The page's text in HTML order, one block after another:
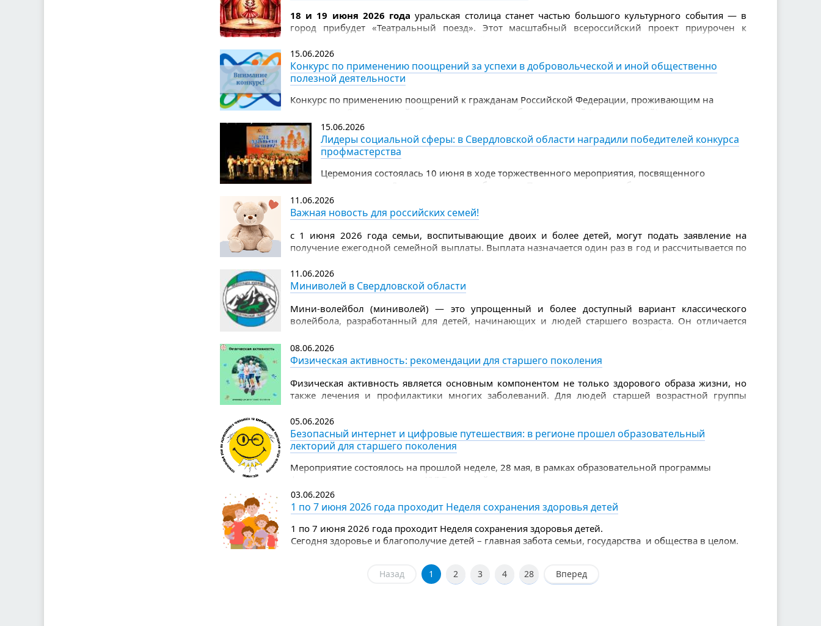
18 и 19 июня 2026 года уральская столица станет частью большого культурного события — в
город прибудет «Театральный поезд». Этот масштабный всероссийский проект приурочен к
прикоснуться к миру театра.
15.06.2026
Конкурс по применению поощрений за успехи в добровольческой и иной общественно
полезной деятельности
Конкурс по применению поощрений к гражданам Российской Федерации, проживающим на
территории Свердловской области, за успехи в добровольческой (волонтерской) и иной
общественно полезной деятельности
15.06.2026
Лидеры социальной сферы: в Свердловской области наградили победителей конкурса
профмастерства
Церемония состоялась 10 июня в ходе торжественного мероприятия, посвященного
празднованию Дня социального работника. Почетные награды победителям вручила
заместитель Губернатора Свердловской области — Министр здравоохранения Свердловской
области Татьяна Савинова.
11.06.2026
Важная новость для российских семей!
с 1 июня 2026 года семьи, воспитывающие двоих и более детей, могут подать заявление на
получение ежегодной семейной выплаты. Выплата назначается один раз в год и рассчитывается по
11.06.2026
Миниволей в Свердловской области
Мини-волейбол (миниволей) — это упрощенный и более доступный вариант классического
волейбола, разработанный для детей, начинающих и людей старшего возраста. Он отличается
снижает нагрузку на суставы и позволяет избежать травм.
08.06.2026
Физическая активность: рекомендации для старшего поколения
Физическая активность является основным компонентом не только здорового образа жизни, но
также лечения и профилактики многих заболеваний. Для людей старшей возрастной группы
05.06.2026
Безопасный интернет и цифровые путешествия: в регионе прошел образовательный
лекторий для старшего поколения
Мероприятие состоялось на прошлой неделе, 28 мая, в рамках образовательной программы
по компьютерному многоборью среди пенсионеров.
03.06.2026
1 по 7 июня 2026 года проходит Неделя сохранения здоровья детей
1 по 7 июня 2026 года проходит Неделя сохранения здоровья детей.
Сегодня здоровье и благополучие детей – главная забота семьи, государства и общества в целом.
Назад 1 2 3 4 28 Вперед